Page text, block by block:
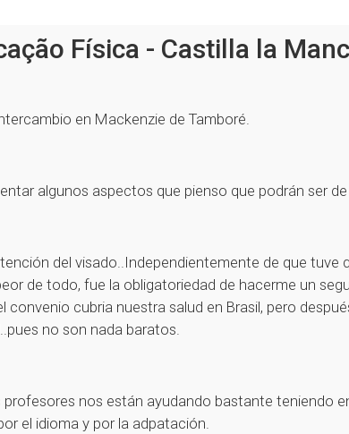
Física - Castilla la
en Mackenzie de Tamboré.
algunos aspectos que pienso que podrán ser
del visado..Independientemente de que tuve
de todo, fue la obligatoriedad de hacerme un
convenio cubria nuestra salud en Brasil, pero
no son nada baratos.
profesores nos están ayudando bastante teniendo
el idioma y por la adpatación.